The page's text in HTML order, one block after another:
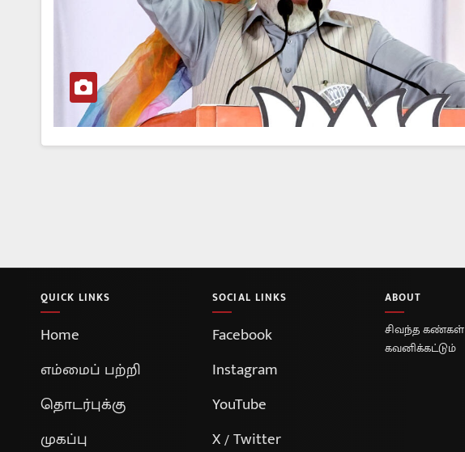
QUICK LINKS
Home
எம்மைப் பற்றி
தொடர்புக்கு
முகப்பு
SOCIAL LINKS
Facebook
Instagram
YouTube
X / Twitter
ABOUT
சிவந்த கண்கள்
கவனிக்கட்டும்